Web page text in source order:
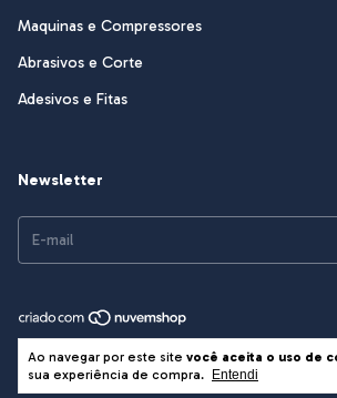
Ao navegar por este site você aceita o uso de
sua experiência de compra.
Entendi
Maquinas e Compressores
Abrasivos e Corte
Adesivos e Fitas
Newsletter
Copyright Sasso & Cia Ltda EPP - 82545401000191
direitos reservados.